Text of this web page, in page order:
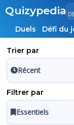
Quizypedia
Duels
Défi du
Trier par
Récent
Filtrer par
Essentiels